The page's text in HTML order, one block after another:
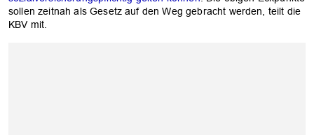
sollen zeitnah als Gesetz auf den Weg gebracht werden, teilt die
KBV mit.